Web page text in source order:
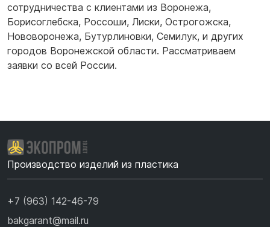
сотрудничества с клиентами из Воронежа,
Борисоглебска, Россоши, Лиски, Острогожска,
Нововоронежа, Бутурлиновки, Семилук, и других
городов Воронежской области. Рассматриваем
заявки со всей России.
Производство изделий из пластика
+7 (963) 142-46-79
bakgarant@mail.ru